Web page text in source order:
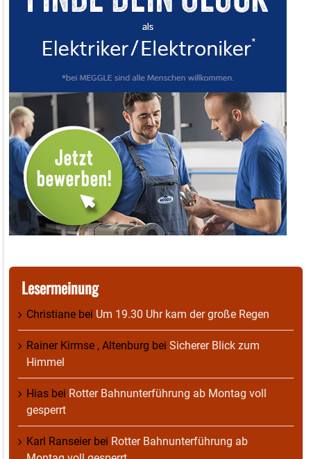
Lesermeinung
Christiane bei Um 19.30 Uhr kam der große Regen
Rainer Kirmse , Altenburg bei Sicherer Blick zum
Himmel
Hias bei Rotter Bahnunterführung ab Montag voll
gesperrt
Karl Ranseierbei Rotter Bahnunterführung ab